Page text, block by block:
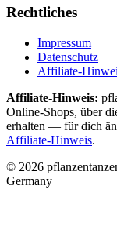
Rechtliches
Impressum
Datenschutz
Affiliate-
Affiliate-Hinweis:
Online-Shops, über
erhalten — für dich
Affiliate-Hinweis.
© 2026
Germany